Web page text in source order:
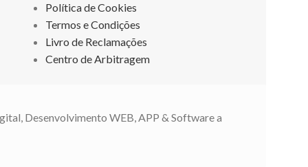
Política de Cookies
Termos e Condições
Livro de Reclamações
Centro de Arbitragem
Desenvolvimento WEB, APP & Software a